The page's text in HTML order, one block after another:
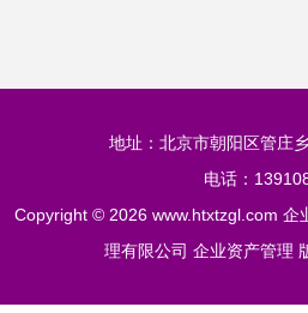
地址：北京市朝阳区管庄
电话：
Copyright © 2026 www.htxtzgl.com 企
理有限公司 企业资产管理